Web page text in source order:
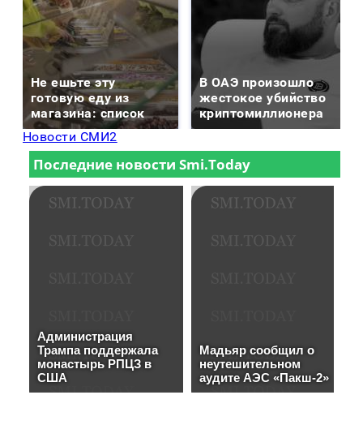
Не ешьте эту
готовую еду из
магазина: список
В ОАЭ произошло
жестокое убийство
криптомиллионера
Новости СМИ2